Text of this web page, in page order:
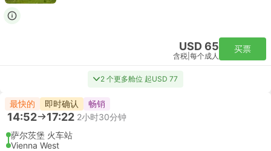
USD 65
含税 每个成人
买票
2 个更多舱位 起USD 77
最快的 即时确认 畅销
14:52 17:22 2小时30分钟
萨尔茨堡 火车站
Vienna West